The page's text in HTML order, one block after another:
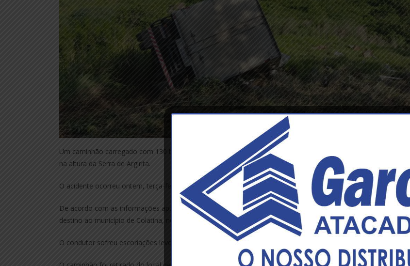
Um caminhão carregado com 130 barris de chopp tombou em uma ribanceira localizada às margens da BR-267,
na altura da Serra de Argirita.
O acidente ocorreu ontem, terça-feira, 7 de dezembro.
De acordo com as informações apuradas pelo jornal O Vigilante Online, o veículo seguia de Juiz de Fora com
destino ao município de Colatina, no Espírito Santo, quando perdeu o freio na descida da Serra.
O condutor sofreu escoriações leves e não precisou de atendimento médico.